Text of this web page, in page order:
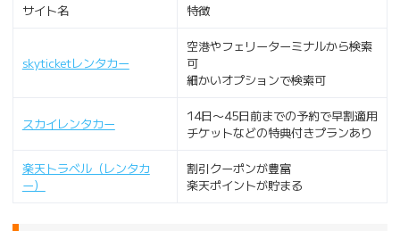
サイト名 特徴
skyticketレンタカー
空港やフェリーターミナルから検索
可
細かいオプションで検索可
スカイレンタカー
14日〜45日前までの予約で早割適用
チケットなどの特典付きプランあり
楽天トラベル（レンタカ
ー）
割引クーポンが豊富
楽天ポイントが貯まる